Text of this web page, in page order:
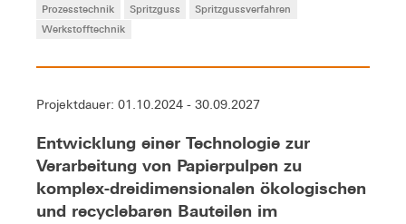
Prozesstechnik
Spritzguss
Spritzgussverfahren
Werkstofftechnik
Projektdauer: 01.10.2024 - 30.09.2027
Entwicklung einer Technologie zur
Verarbeitung von Papierpulpen zu
komplex-dreidimensionalen ökologischen
und recyclebaren Bauteilen im